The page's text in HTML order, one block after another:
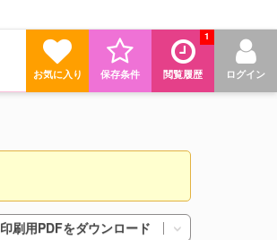
ログイン
閲覧履歴
1
保存条件
お気に入り
印刷用PDFをダウンロード